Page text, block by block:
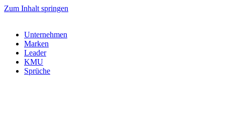
Zum Inhalt springen
Unternehmen
Marken
Leader
KMU
Sprüche